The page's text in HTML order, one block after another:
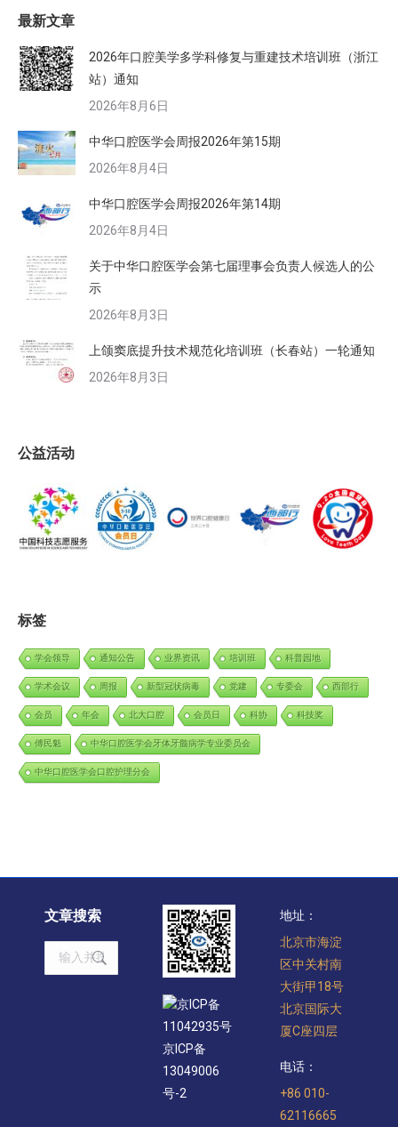
最新文章
2026年口腔美学多学科修复与重建技术培训班（浙江
站）通知
2026年8月6日
中华口腔医学会周报2026年第15期
2026年8月4日
中华口腔医学会周报2026年第14期
2026年8月4日
关于中华口腔医学会第七届理事会负责人候选人的公
示
2026年8月3日
上颌窦底提升技术规范化培训班（长春站）一轮通知
2026年8月3日
公益活动
标签
学会领导 通知公告 业界资讯 培训班 科普园地
学术会议 周报 新型冠状病毒 党建 专委会 西部行
会员 年会 北大口腔 会员日 科协 科技奖
傅民魁 中华口腔医学会牙体牙髓病学专业委员会
中华口腔医学会口腔护理分会
文章搜索
Search:
京ICP备
11042935号
京ICP备
13049006
号-2
地址：
北京市海淀
区中关村南
大街甲18号
北京国际大
厦C座四层
电话：
+86 010-
62116665